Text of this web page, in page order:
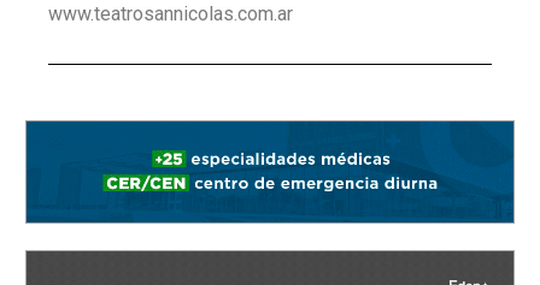
www.teatrosannicolas.com.ar